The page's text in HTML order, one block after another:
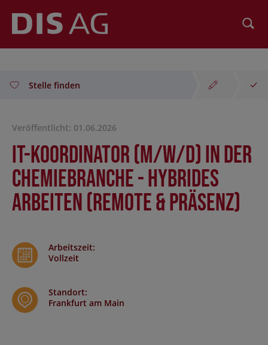
Stelle finden
Veröffentlicht: 01.06.2026
IT-Koordinator (m/w/d) in der
Chemiebranche - hybrides
Arbeiten (Remote & Präsenz)
Arbeitszeit:
Vollzeit
Standort:
Frankfurt am Main